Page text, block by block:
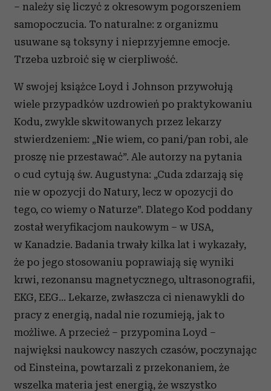
– należy się liczyć z okresowym pogorszeniem
samopoczucia. To naturalne: z organizmu
usuwane są toksyny i nieprzyjemne emocje.
Trzeba uzbroić się w cierpliwość.
W swojej książce Loyd i Johnson przywołują
wiele przypadków uzdrowień po praktykowaniu
Kodu, zwykle skwitowanych przez lekarzy
stwierdzeniem: „Nie wiem, co pani/pan robi, ale
proszę nie przestawać”. Ale autorzy na pytania
o cud cytują św. Augustyna: „Cuda zdarzają się
nie w opozycji do Natury, lecz w opozycji do
tego, co wiemy o Naturze”. Dlatego Kod poddany
został weryfikacjom naukowym – w USA,
w Kanadzie. Badania trwały kilka lat i wykazały,
że po jego stosowaniu poprawiają się wyniki
krwi, rezonansu magnetycznego, ultrasonografii,
EKG, EEG... Lekarze, zwłaszcza ci nienawykli do
pracy z energią, nadal nie rozumieją, jak to
możliwe. A przecież – przypomina Loyd –
najwięksi naukowcy naszych czasów, poczynając
od Einsteina, powtarzali z przekonaniem, że
wszelka materia jest energią, że wszystko